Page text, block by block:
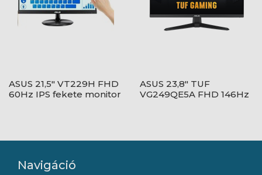
ASUS 21,5" VT229H FHD
60Hz IPS fekete monitor
ASUS 23,8" TUF
VG249QE5A FHD 146Hz
Navigáció